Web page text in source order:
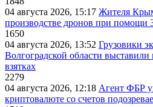
04 августа 2026, 15:17 Жителя
производстве дронов при помощи
1650
04 августа 2026, 13:52 Грузовики
Волгоградской области выставили
взятках
2279
04 августа 2026, 12:18 Агент ФБР
криптовалюте со счетов